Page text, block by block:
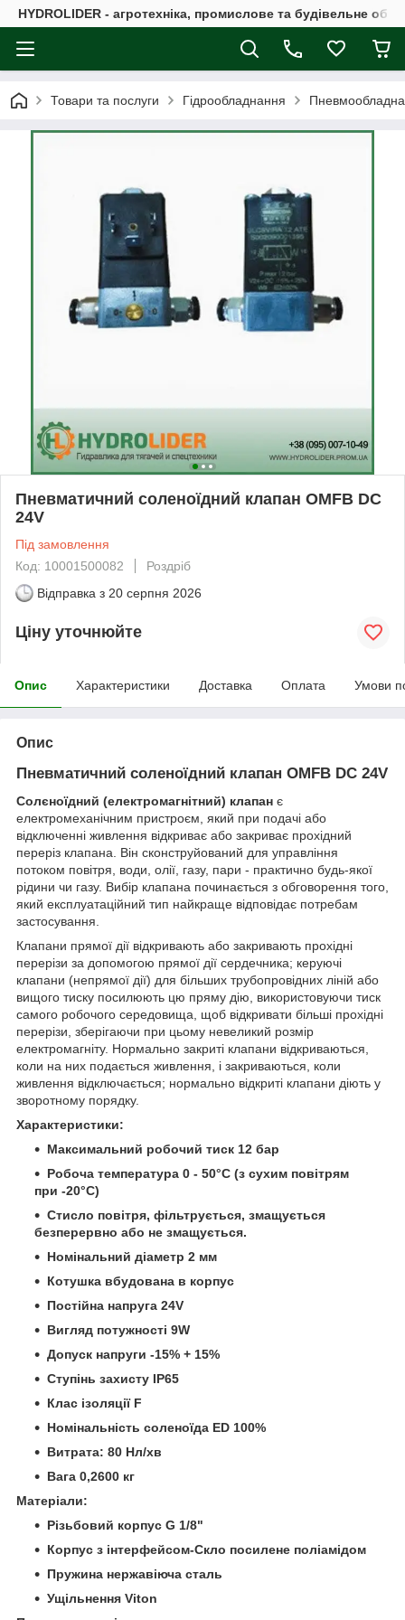
HYDROLIDER - агротехніка, промислове та будівельне
Товари та послуги Гідрообладнання
Пневматичний соленоїдний клапан OMFB DC
24V
Під замовлення
Код: 10001500082
Роздріб
Відправка з 20 серпня 2026
Ціну уточнюйте
Опис Характеристики Доставка Оплата Умови
Опис
Пневматичний соленоїдний клапан OMFB DC 24V
Солєноїдний (електромагнітний) клапан є
електромеханічним пристроєм, який при подачі або
відключенні живлення відкриває або закриває прохідний
переріз клапана. Він сконструйований для управління
потоком повітря, води, олії, газу, пари - практично будь-якої
рідини чи газу. Вибір клапана починається з обговорення того,
який експлуатаційний тип найкраще відповідає потребам
застосування.
Клапани прямої дії відкривають або закривають прохідні
перерізи за допомогою прямої дії сердечника; керуючі
клапани (непрямої дії) для більших трубопровідних ліній або
вищого тиску посилюють цю пряму дію, використовуючи тиск
самого робочого середовища, щоб відкривати більші прохідні
перерізи, зберігаючи при цьому невеликий розмір
електромагніту. Нормально закриті клапани відкриваються,
коли на них подається живлення, і закриваються, коли
живлення відключається; нормально відкриті клапани діють у
зворотному порядку.
Характеристики:
Максимальний робочий тиск 12 бар
Робоча температура 0 - 50°C (з сухим повітрям
при -20°C)
Стисло повітря, фільтрується, змащується
безперервно або не змащується.
Номінальний діаметр 2 мм
Котушка вбудована в корпус
Постійна напруга 24V
Вигляд потужності 9W
Допуск напруги -15% + 15%
Ступінь захисту IP65
Клас ізоляції F
Номінальність соленоїда ED 100%
Витрата: 80 Нл/хв
Вага 0,2600 кг
Матеріали:
Різьбовий корпус G 1/8"
Корпус з інтерфейсом-Скло посилене поліамідом
Пружина нержавіюча сталь
Ущільнення Viton